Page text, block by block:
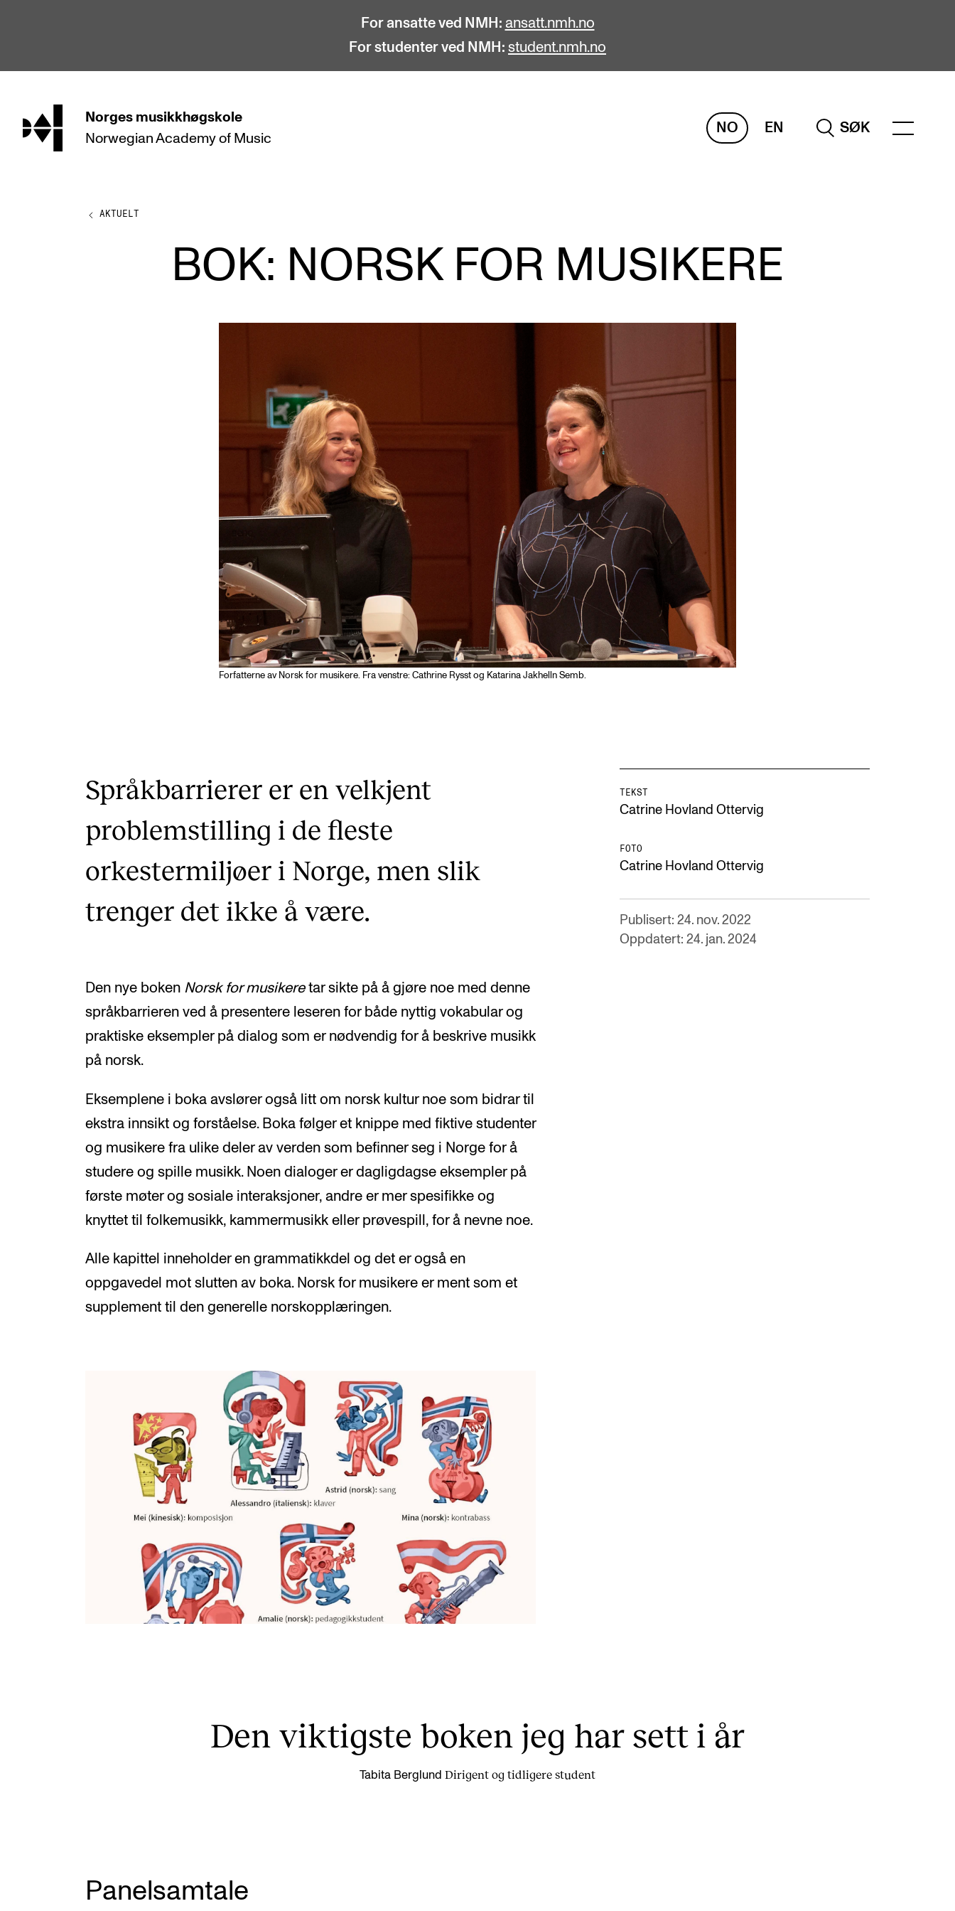
For ansatte ved NMH: ansatt.nmh.no
For studenter ved NMH: student.nmh.no
hjem Norges musikkhøgskole
Norwegian Academy of Music
NO EN
SØK
STUDIER
Bachelor
Salane våre Prosjekter
AKTUELT
Arrangementer og konserter
Nyheter og historier
Ledige stillinger
Kontakt oss
Finn ansatte
For ansatte og studenter
AKTUELT
BOK: NORSK FOR MUSIKERE
Forfatterne av Norsk for musikere. Fra venstre: Cathrine Rysst og Katarina Jakhelln Semb.
Språkbarrierer er en velkjent
problemstilling i de fleste
orkestermiljøer i Norge, men slik
trenger det ikke å være.
TEKST
Catrine Hovland Ottervig
FOTO
Catrine Hovland Ottervig
Publisert: 24. nov. 2022
Oppdatert: 24. jan. 2024
Den nye boken Norsk for musikeretar sikte på å gjøre noe med denne
språkbarrieren ved å presentere leseren for både nyttig vokabular og
praktiske eksempler på dialog som er nødvendig for å beskrive musikk
på norsk.
Eksemplene i boka avslører også litt om norsk kultur noe som bidrar til
ekstra innsikt og forståelse. Boka følger et knippe med fiktive studenter
og musikere fra ulike deler av verden som befinner seg i Norge for å
studere og spille musikk. Noen dialoger er dagligdagse eksempler på
første møter og sosiale interaksjoner, andre er mer spesifikke og
knyttet til folkemusikk, kammermusikk eller prøvespill, for å nevne noe.
Alle kapittel inneholder en grammatikkdel og det er også en
oppgavedel mot slutten av boka. Norsk for musikere er ment som et
supplement til den generelle norskopplæringen.
Den viktigste boken jeg har sett i år
Tabita Berglund Dirigent og tidligere student
Panelsamtale